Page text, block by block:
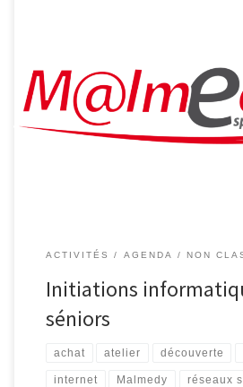
Malmedy propose aux séniors les ateliers
d’Internet Découvrez Internet et ses
d’information, envoi de courrier
organisées les vendredis 22/04, 29/04,
11h30 Smartphone et tablette […]
ACTIVITÉS AGENDA NON
Initiations
séniors
achat atelier découverte
internet Malmedy réseaux